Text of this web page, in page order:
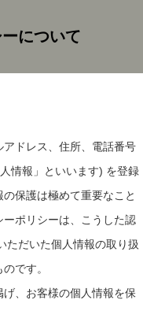
について
ドレス、住所、電話番号
情報」といいます) を登録
保護は極めて重要なこと
ポリシーは、こうした認
ただいた個人情報の取り扱
です。
、お客様の個人情報を保